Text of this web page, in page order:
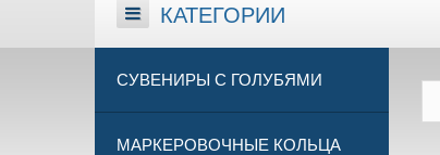
КАТЕГОРИИ
КАТЕГОРИИ
СУВЕНИРЫ С ГОЛУБЯМИ
МАРКЕРОВОЧНЫЕ КОЛЬЦА